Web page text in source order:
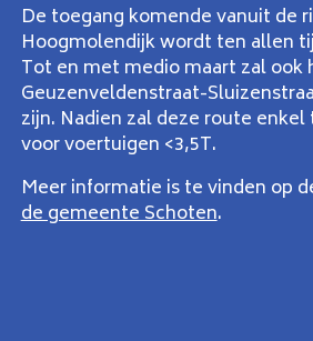
De toegang komende vanuit de
Hoogmolendijk wordt ten allen
Tot en met medio maart zal ook
Geuzenveldenstraat-
zijn. Nadien zal deze route
voor voertuigen <3,5T.
Meer informatie is te vinden op
de gemeente Schoten.